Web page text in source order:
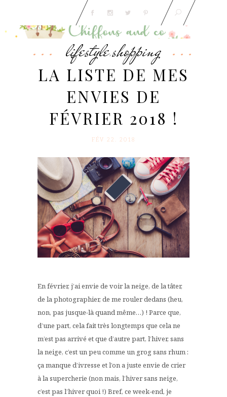
lifestyle,shopping
LA LISTE DE MES
ENVIES DE
FÉVRIER 2018 !
FÉV 22. 2018
En février, j’ai envie de voir la neige, de la tâter,
de la photographier, de me rouler dedans (heu,
non, pas jusque-là quand même…) ! Parce que,
d’une part, cela fait très longtemps que cela ne
m’est pas arrivé et que d’autre part, l’hiver, sans
la neige, c’est un peu comme un grog sans rhum :
ça manque d’ivresse et l’on a juste envie de crier
à la supercherie (non mais, l’hiver sans neige,
c’est pas l’hiver quoi !) Bref, ce week-end, je